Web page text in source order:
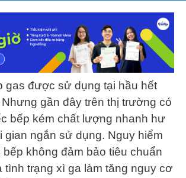
gas được sử dụng tại hầu hết
gần đây trên thị trường có
bếp kém chất lượng nhanh hư
gian ngắn sử dụng. Nguy hiểm
bếp không đảm bảo tiêu chuẩn
tình trạng xì ga làm tăng nguy cơ